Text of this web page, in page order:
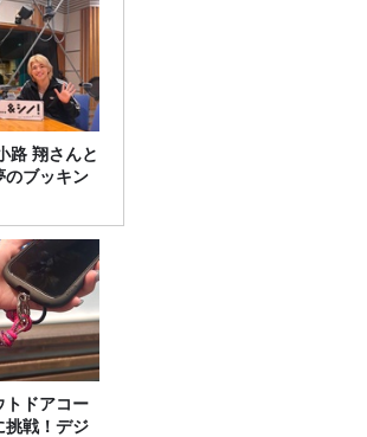
路 翔さんと
のブッキン
トドアコー
挑戦！デジ